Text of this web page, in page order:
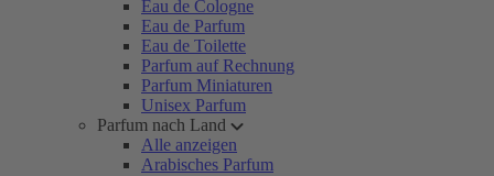
Eau de Cologne
Eau de Parfum
Eau de Toilette
Parfum auf Rechnung
Parfum Miniaturen
Unisex Parfum
Parfum nach Land
Alle anzeigen
Arabisches Parfum